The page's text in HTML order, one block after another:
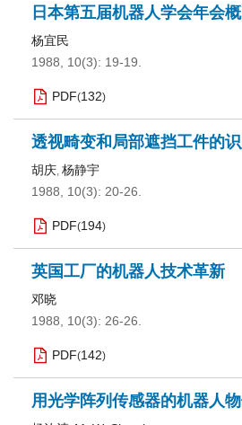
日本第五届机器人学会年会
杨宜民
1988, 10(3): 19-19.
PDF(132)
透视畸变和局部遮挡工件的
胡庆, 杨静宇
1988, 10(3): 20-26.
PDF(194)
英国工厂的机器人技术革新
邓晓
1988, 10(3): 26-26.
PDF(142)
用光学阵列传感器的机器人